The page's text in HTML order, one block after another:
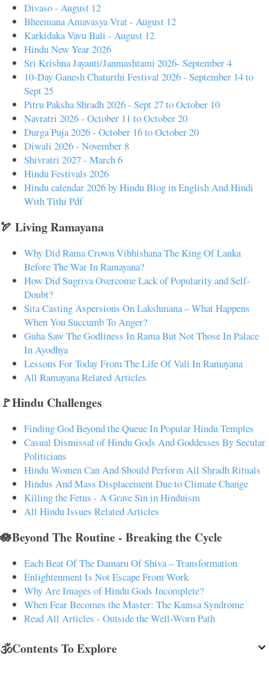
Divaso - August 12
Bheemana Amavasya Vrat - August 12
Karkidaka Vavu Bali - August 12
Hindu New Year 2026
Sri Krishna Jayanti/Janmashtami 2026- September 4
10-Day Ganesh Chaturthi Festival 2026 - September 14 to
Sept 25
Pitru Paksha Shradh 2026 - Sept 27 to October 10
Navratri 2026 - October 11 to October 20
Durga Puja 2026 - October 16 to October 20
Diwali 2026 - November 8
Shivratri 2027 - March 6
Hindu Festivals 2026
Hindu calendar 2026 by Hindu Blog in English And Hindi
With Tithi Pdf
🏹 Living Ramayana
Why Did Rama Crown Vibhishana The King Of Lanka
Before The War In Ramayana?
How Did Sugriva Overcome Lack of Popularity and Self-
Doubt?
Sita Casting Aspersions On Lakshmana – What Happens
When You Succumb To Anger?
Guha Saw The Godliness In Rama But Not Those In Palace
In Ayodhya
Lessons For Today From The Life Of Vali In Ramayana
All Ramayana Related Articles
🚩Hindu Challenges
Finding God Beyond the Queue In Popular Hindu Temples
Casual Dismissal of Hindu Gods And Goddesses By Secular
Politicians
Hindu Women Can And Should Perform All Shradh Rituals
Hindus And Mass Displacement Due to Climate Change
Killing the Fetus - A Grave Sin in Hinduism
All Hindu Issues Related Articles
🪷Beyond The Routine - Breaking the Cycle
Each Beat Of The Damaru Of Shiva – Transformation
Enlightenment Is Not Escape From Work
Why Are Images of Hindu Gods Incomplete?
When Fear Becomes the Master: The Kamsa Syndrome
Read All Articles - Outside the Well-Worn Path
🕉️Contents To Explore